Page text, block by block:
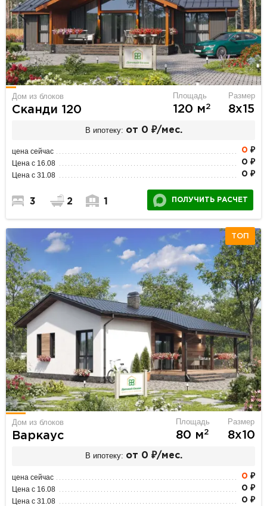
Дом из блоков
Сканди 120
Площадь
120 м2
Размер
8х15
В ипотеку: от 0 ₽/мес.
цена сейчас 0 ₽
Цена с 16.08 0 ₽
Цена с 31.08 0 ₽
3 2 1 ПОЛУЧИТЬ РАСЧЕТ
ТОП
Дом из блоков
Варкаус
Площадь
80 м2
Размер
8х10
В ипотеку: от 0 ₽/мес.
цена сейчас 0 ₽
Цена с 16.08 0 ₽
Цена с 31.08 0 ₽